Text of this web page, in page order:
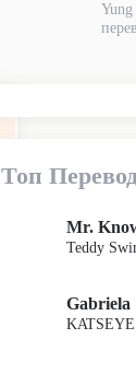
Топ
Mr.
Teddy
Gabriela
KATSEYE